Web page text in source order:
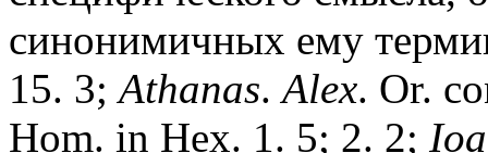
синонимичных ему
15. 3;Athanas.Alex. Or.
Hom. in Hex. 1. 5; 2. 2;